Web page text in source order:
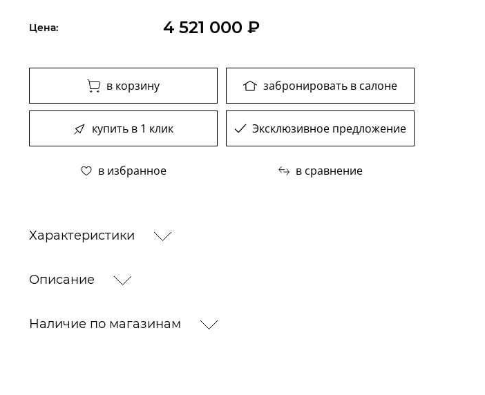
Цена: 4 521 000 ₽
в корзину забронировать в салоне
купить в 1 клик Эксклюзивное предложение
в избранное в сравнение
Характеристики
Описание
Наличие по магазинам